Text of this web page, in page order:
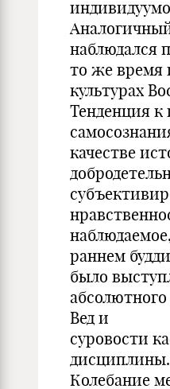
наблюдался
то же время
культурах
Тенденция
качестве
раннем
было
Вед и
суровости
дисциплины.
Колебание